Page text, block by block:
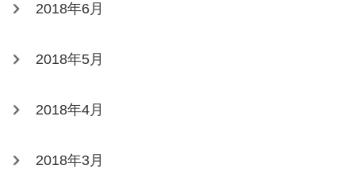
2018年6月
2018年5月
2018年4月
2018年3月